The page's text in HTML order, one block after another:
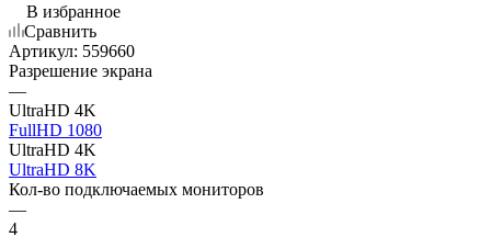
В избранное
Сравнить
Артикул: 559660
Разрешение экрана
—
UltraHD 4K
FullHD 1080
UltraHD 4K
UltraHD 8K
Кол-во подключаемых мониторов
—
4